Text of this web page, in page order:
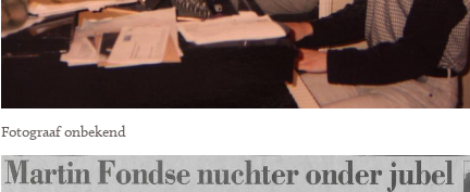
Fotograaf onbekend